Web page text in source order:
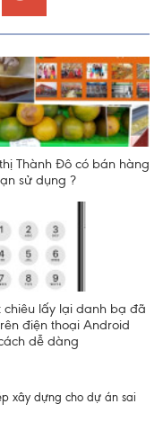
Thành Đô có bán hàng
sử dụng ?
chiêu lấy lại danh bạ đã
điện thoại Android
dễ dàng
xây dựng cho dự án sai